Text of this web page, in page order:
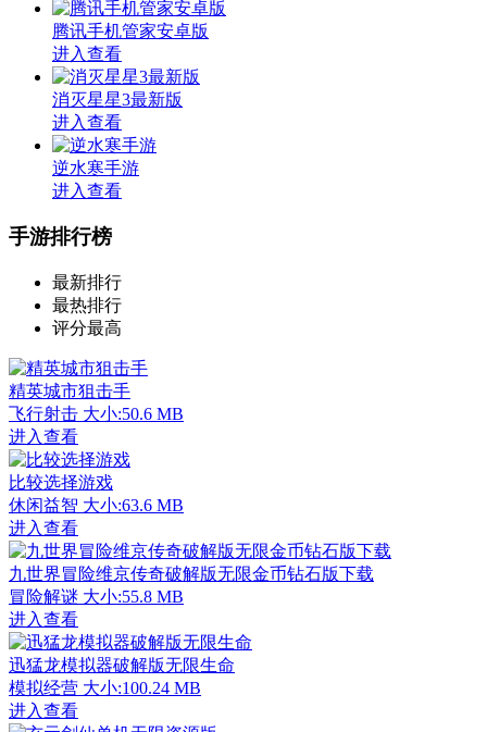
腾讯手机管家安卓版
进入查看
消灭星星3最新版
进入查看
逆水寒手游
进入查看
手游排行榜
最新排行
最热排行
评分最高
精英城市狙击手
飞行射击 大小:50.6 MB
进入查看
比较选择游戏
休闲益智 大小:63.6 MB
进入查看
九世界冒险维京传奇破解版无限金币钻石版下载
冒险解谜 大小:55.8 MB
进入查看
迅猛龙模拟器破解版无限生命
模拟经营 大小:100.24 MB
进入查看